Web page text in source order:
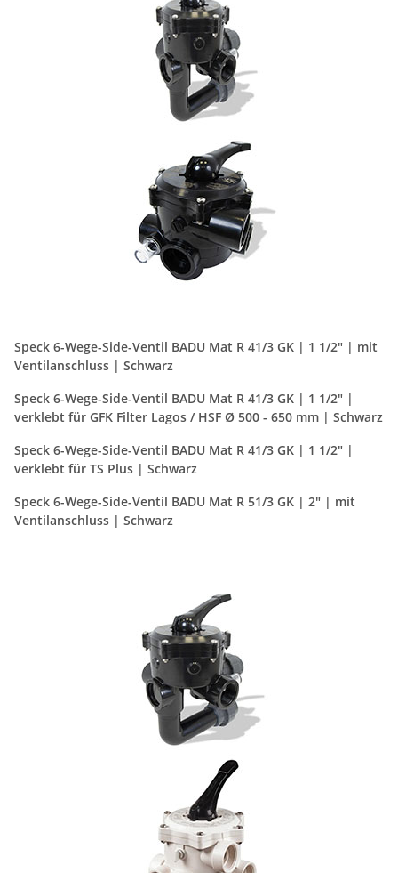
Speck 6-Wege-Side-Ventil BADU Mat R 41/3 GK | 1 1/2" | mit
Ventilanschluss | Schwarz
Speck 6-Wege-Side-Ventil BADU Mat R 41/3 GK | 1 1/2" |
verklebt für GFK Filter Lagos / HSF Ø 500 - 650 mm | Schwarz
Speck 6-Wege-Side-Ventil BADU Mat R 41/3 GK | 1 1/2" |
verklebt für TS Plus | Schwarz
Speck 6-Wege-Side-Ventil BADU Mat R 51/3 GK | 2" | mit
Ventilanschluss | Schwarz